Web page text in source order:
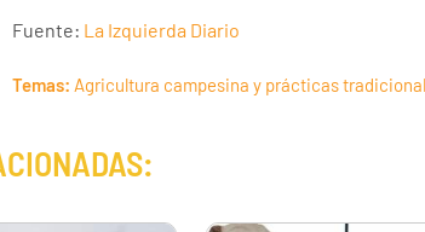
Fuente: La Izquierda Diario
Temas: Agricultura campesina y prácticas